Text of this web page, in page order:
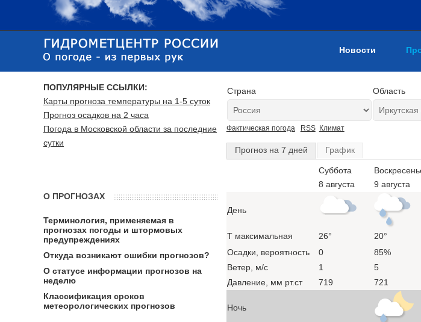
Новости
Страна Область
Фактическая погода RSS Климат
Прогноз на 7 дней График
Суббота
8 августа
9 августа
День
T максимальная 26° 20°
Осадки, вероятность
0 85%
Ветер, м/с
1 5
Давление, мм рт.ст
719 721
Ночь
ПОПУЛЯРНЫЕ ССЫЛКИ:
Карты прогноза температуры на 1-5 суток
Прогноз осадков на 2 часа
Погода в Московской области за последние
сутки
О ПРОГНОЗАХ
Терминология, применяемая в
прогнозах погоды и штормовых
предупреждениях
Откуда возникают ошибки прогнозов?
О статусе информации прогнозов на
неделю
Классификация сроков
метеорологических прогнозов